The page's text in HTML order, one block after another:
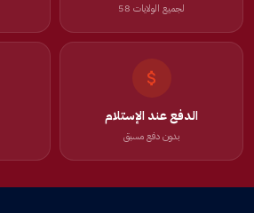
لجميع الولايات 58
الدفع عند الإستلام
بدون دفع مسبق